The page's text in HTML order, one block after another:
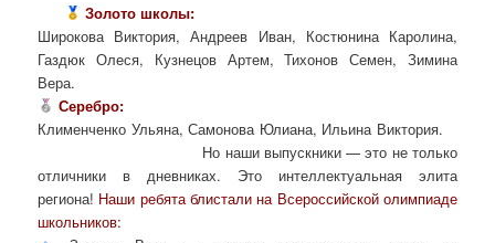
Золото школы:
Широкова Виктория, Андреев Иван, Костюнина Каролина,
Газдюк Олеся, Кузнецов Артем, Тихонов Семен, Зимина
Вера.
Серебро:
Клименченко Ульяна, Самонова Юлиана, Ильина Виктория.
Но наши выпускники — это не только
отличники в дневниках. Это интеллектуальная элита
региона! Наши ребята блистали на Всероссийской олимпиаде
школьников: